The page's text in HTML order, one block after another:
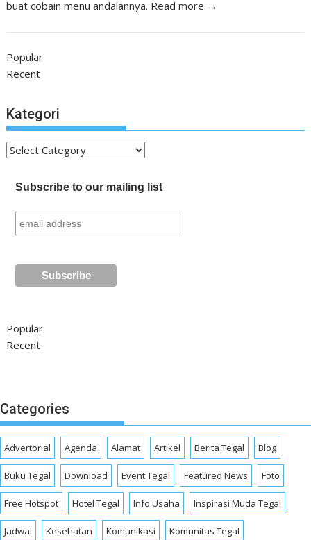
buat cobain menu andalannya. Read more →
Popular
Recent
Kategori
Kategori
Subscribe to our mailing list
Popular
Recent
Categories
Advertorial Agenda Alamat Artikel Berita Tegal Blog
Buku Tegal Download Event Tegal Featured News Foto
Free Hotspot Hotel Tegal Info Usaha Inspirasi Muda Tegal
Jadwal Kesehatan Komunikasi Komunitas Tegal